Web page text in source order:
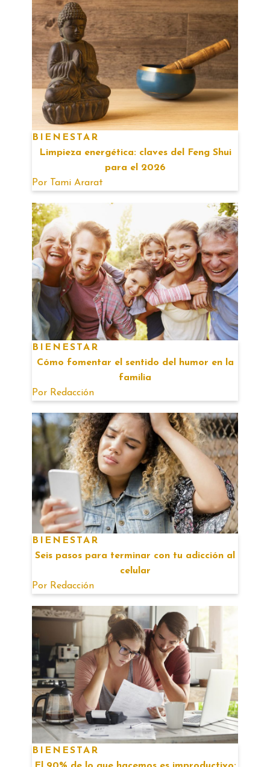
BIENESTAR
Limpieza energética: claves del Feng Shui
para el 2026
Por
Tami Ararat
BIENESTAR
Cómo fomentar el sentido del humor en la
familia
Por Redacción
BIENESTAR
Seis pasos para terminar con tu adicción al
celular
Por Redacción
BIENESTAR